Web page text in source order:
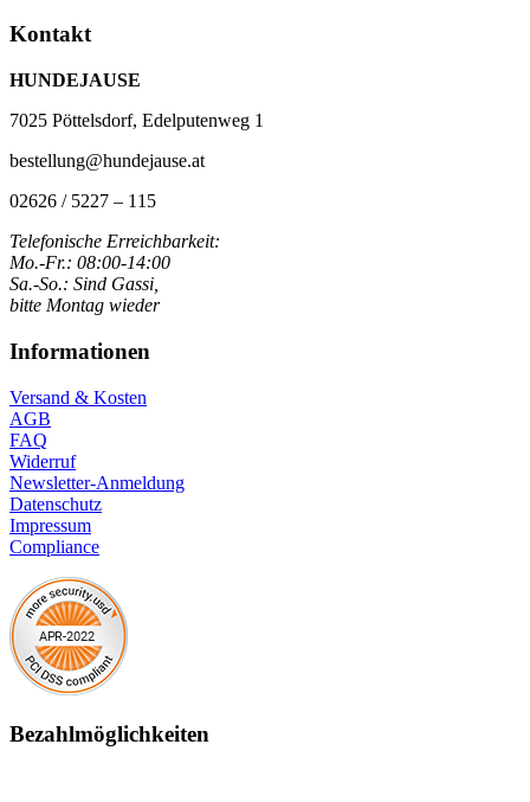
Kontakt
HUNDEJAUSE
7025 Pöttelsdorf, Edelputenweg 1
bestellung@hundejause.at
02626 / 5227 – 115
Telefonische Erreichbarkeit:
Mo.-Fr.: 08:00-14:00
Sa.-So.: Sind Gassi,
bitte Montag wieder
Informationen
Versand & Kosten
AGB
FAQ
Widerruf
Newsletter-Anmeldung
Datenschutz
Impressum
Compliance
Bezahlmöglichkeiten